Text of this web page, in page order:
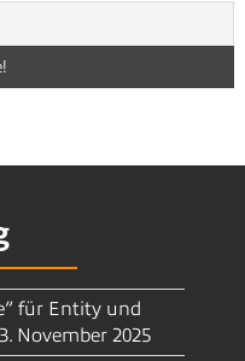
für Entity und
November 2025